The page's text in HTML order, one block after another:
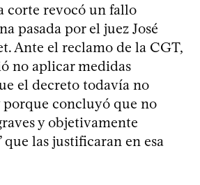
corte revocó un fallo
pasada por el juez José
Ante el reclamo de la CGT,
no aplicar medidas
el decreto todavía no
porque concluyó que no
y objetivamente
que las justificaran en esa